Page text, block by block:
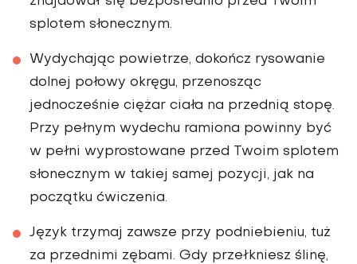
splotem słonecznym.
Wydychając powietrze, dokończ rysowanie
dolnej połowy okręgu, przenosząc
jednocześnie ciężar ciała na przednią stopę.
Przy pełnym wydechu ramiona powinny być
w pełni wyprostowane przed Twoim splotem
słonecznym w takiej samej pozycji, jak na
początku ćwiczenia.
Język trzymaj zawsze przy podniebieniu, tuż
za przednimi zębami. Gdy przełkniesz ślinę,